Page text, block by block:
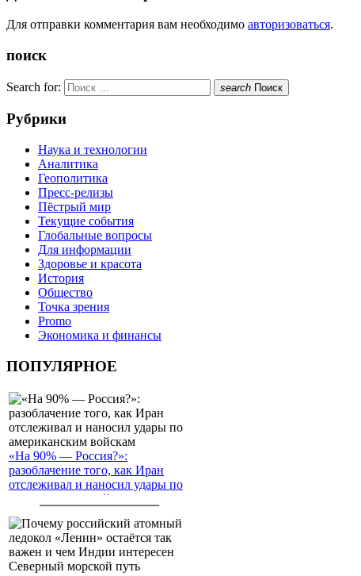
Для отправки комментария вам необходимо авторизоваться.
поиск
Search for: search Поиск
Рубрики
Наука и технологии
Аналитика
Геополитика
Пресс-релизы
Пёстрый мир
Текущие события
Глобальные вопросы
Для информации
Здоровье и красота
История
Общество
Точка зрения
Promo
Экономика и финансы
ПОПУЛЯРНОЕ
«На 90% — Россия?»:
разоблачение того, как Иран
отслеживал и наносил удары по
американским войскам